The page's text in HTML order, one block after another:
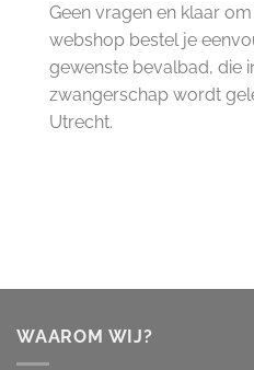
Geen vragen en klaar
webshop bestel je
gewenste bevalbad, die
zwangerschap wordt
Utrecht.
WAAROM WIJ?